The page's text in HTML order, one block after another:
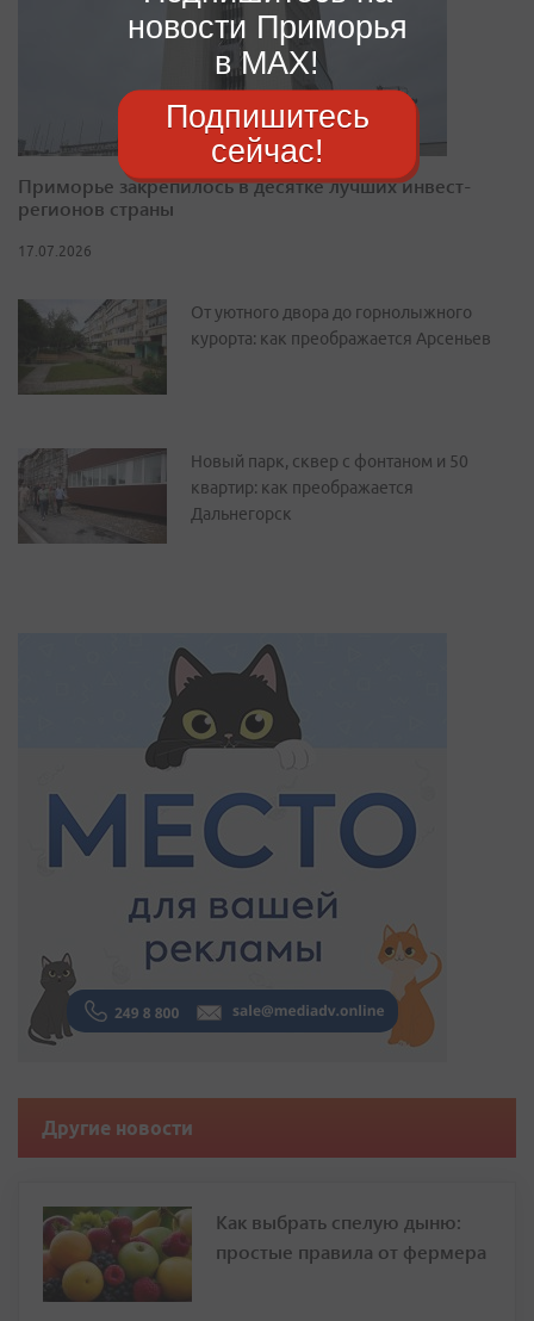
Приморье закрепилось в десятке лучших инвест-
регионов страны
17.07.2026
От уютного двора до горнолыжного
курорта: как преображается Арсеньев
Новый парк, сквер с фонтаном и 50
квартир: как преображается
Дальнегорск
Другие новости
Как выбрать спелую дыню:
простые правила от фермера
новости Приморья
в MAX!
Подпишитесь
сейчас!